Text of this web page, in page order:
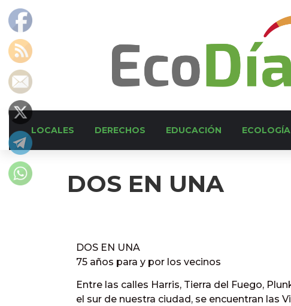
LOCALES DERECHOS EDUCACIÓN ECOLOGÍA
DOS EN UNA
DOS EN UNA
75 años para y por los vecinos
Entre las calles Harris, Tierra del Fuego,
el sur de nuestra ciudad, se encuentran las